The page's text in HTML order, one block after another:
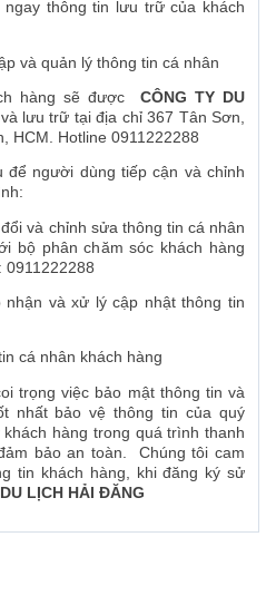
thông tin lưu trữ của khách
và quản lý thông tin cá nhân
hàng sẽ được CÔNG TY DU
lưu trữ tại địa chỉ 367 Tân Sơn,
HCM. Hotline 0911222288
để người dùng tiếp cận và chỉnh
và chỉnh sửa thông tin cá nhân
bộ phân chăm sóc khách hàng
0911222288
nhận và xử lý cập nhật thông tin
cá nhân khách hàng
trọng việc bảo mật thông tin và
nhất bảo vệ thông tin của quý
hàng trong quá trình thanh
bảo an toàn. Chúng tôi cam
tin khách hàng, khi đăng ký sử
LỊCH HẢI ĐĂNG